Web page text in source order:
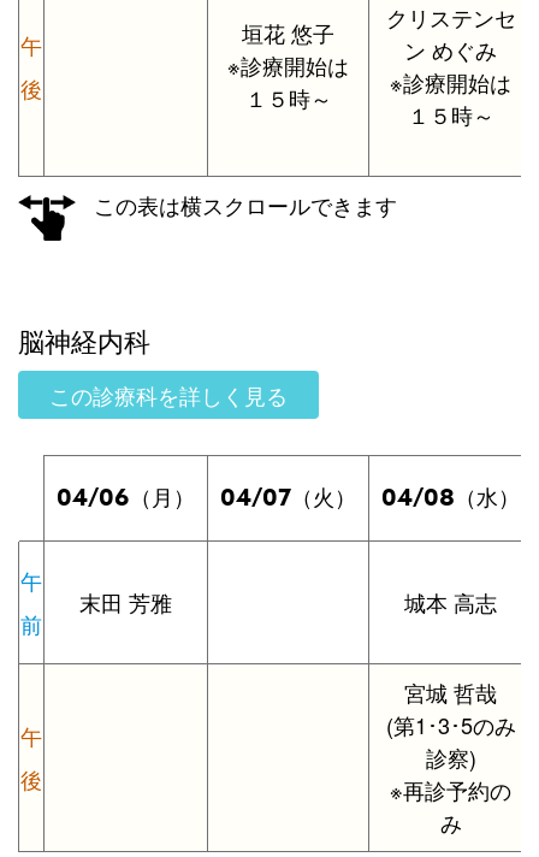
午
後
垣花 悠子
※診療開始は
１５時～
クリステンセ
ン めぐみ
※診療開始は
１５時～
この表は横スクロールできます
脳神経内科
この診療科を詳しく見る
04/06 （月） 04/07 （火） 04/08 （水）
午
前
末田 芳雅 城本 高志
午
後
宮城 哲哉
(第1･3･5のみ
診察)
※再診予約の
み